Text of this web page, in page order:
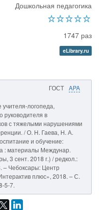
Дошкольная педагогика
1747 раз
eLibrary.ru
ГОСТ APA
логопеда,
руководителя в
с тяжелыми нарушениями
/ О. Н. Гаева, Н. А.
и обучение:
: материалы Междунар.
3 сент. 2018 г.) / редкол.:
– Чебоксары: Центр
плюс», 2018. – С.
5-7.